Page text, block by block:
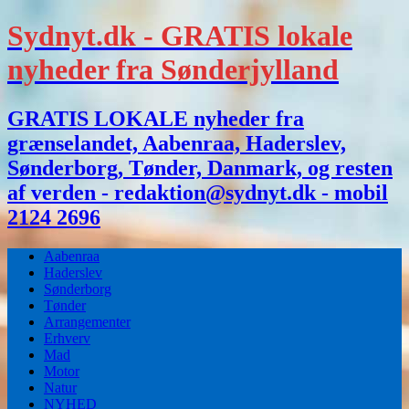
Sydnyt.dk - GRATIS lokale
nyheder fra Sønderjylland
GRATIS LOKALE nyheder fra
grænselandet, Aabenraa, Haderslev,
Sønderborg, Tønder, Danmark, og resten
af verden - redaktion@sydnyt.dk - mobil
2124 2696
Aabenraa
Haderslev
Sønderborg
Tønder
Arrangementer
Erhverv
Mad
Motor
Natur
NYHED